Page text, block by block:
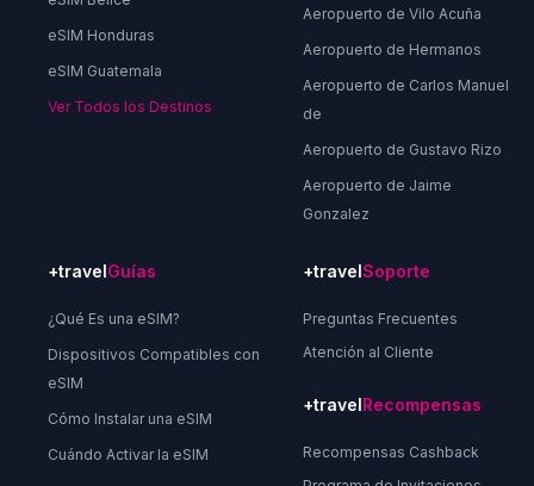
eSIM Honduras
eSIM Guatemala
Ver Todos los Destinos
Aeropuerto de Vilo Acuña
Aeropuerto de Hermanos
Aeropuerto de Carlos Manuel
de
Aeropuerto de Gustavo Rizo
Aeropuerto de Jaime
Gonzalez
+travelGuías
¿Qué Es una eSIM?
Dispositivos Compatibles con
eSIM
Cómo Instalar una eSIM
Cuándo Activar la eSIM
+travelSoporte
Preguntas Frecuentes
Atención al Cliente
+travelRecompensas
Recompensas Cashback